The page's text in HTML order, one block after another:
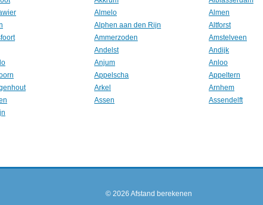
Almelo Almen
Alphen aan den Rijn Altforst
Ammerzoden Amstelveen
Andelst Andijk
Anjum Anloo
Appelscha Appeltern
Arkel Arnhem
Assen Assendelft
© 2026 Afstand berekenen